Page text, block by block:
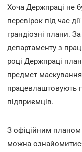
Хоча Держпраці не
перевірок під час
грандіозні плани.
департаменту з
році Держпраці
предмет
працевлаштовують
підприємців.
З офіційним планом
можна